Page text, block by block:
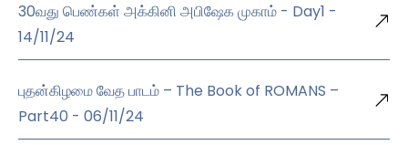
30வது பெண்கள் அக்கினி அபிஷேக முகாம் - Day1 -
14/11/24
புதன்கிழமை வேத பாடம் – The Book of ROMANS –
Part40 - 06/11/24